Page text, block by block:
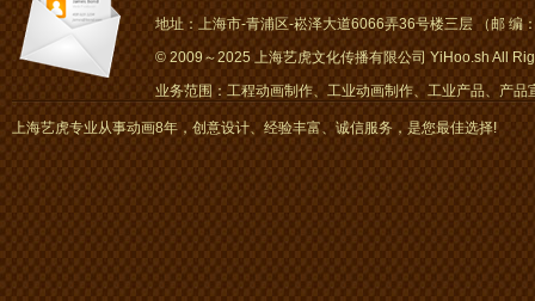
地址：上海市-青浦区-崧泽大道6066弄36号楼三层 （邮 编
© 2009～2025 上海艺虎文化传播有限公司 YiHoo.sh All
业务范围：工程动画制作、工业动画制作、工业产品、产
画、mg动画
上海艺虎专业从事动画8年，创意设计、经验丰富、诚信服务，是您最佳选择!